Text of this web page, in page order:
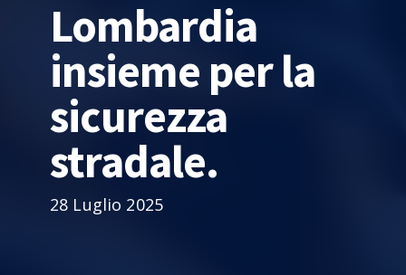
Lombardia
insieme per la
sicurezza
stradale.
28 Luglio 2025